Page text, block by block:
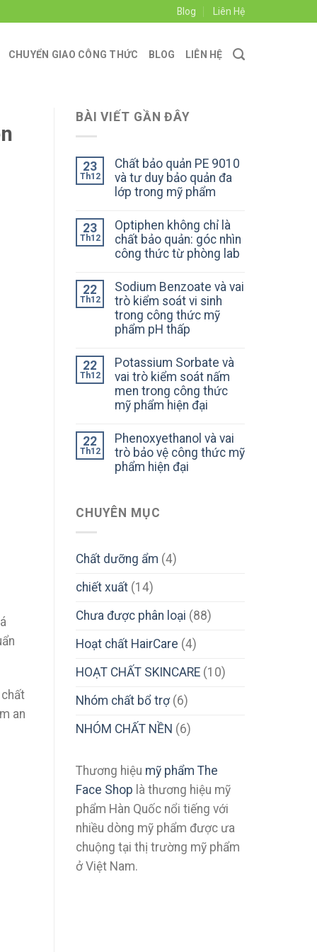
Blog Liên Hệ
CHUYỂN GIAO CÔNG THỨC BLOG LIÊN HỆ
an
BÀI VIẾT GẦN ĐÂY
23
Th12
Chất bảo quản PE 9010
và tư duy bảo quản đa
lớp trong mỹ phẩm
23
Th12
Optiphen không chỉ là
chất bảo quản: góc nhìn
công thức từ phòng lab
22
Th12
Sodium Benzoate và vai
trò kiểm soát vi sinh
trong công thức mỹ
phẩm pH thấp
22
Th12
Potassium Sorbate và
vai trò kiểm soát nấm
men trong công thức
mỹ phẩm hiện đại
22
Th12
Phenoxyethanol và vai
trò bảo vệ công thức mỹ
phẩm hiện đại
CHUYÊN MỤC
Chất dưỡng ẩm (4)
chiết xuất (14)
Chưa được phân loại (88)
Hoạt chất HairCare (4)
HOẠT CHẤT SKINCARE (10)
Nhóm chất bổ trợ(6)
NHÓM CHẤT NỀN (6)
Thương hiệu mỹ phẩm The
Face Shop là thương hiệu mỹ
phẩm Hàn Quốc nổi tiếng với
nhiều dòng mỹ phẩm được ưa
chuộng tại thị trường mỹ phẩm
ở Việt Nam.